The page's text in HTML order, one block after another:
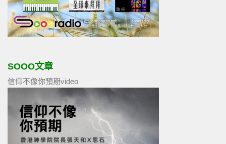
SOOO文章
信仰不像你預期video